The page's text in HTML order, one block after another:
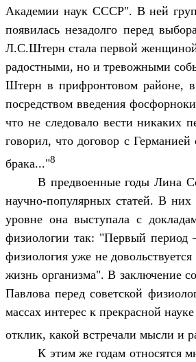
Академии наук СССР". В ней
появилась незадолго перед
Л.С.Штерн стала первой
радостными, но и тревожными
Штерн в прифронтовом районе, в
посредством введения
что не следовало вести никаких
говорил, что договор с
брака..."8
В предвоенные годы Лина
научно-популярных статей. В
уровне она выступала с
физиологии так: "Первый период
физиология уже не
жизнь организма". В заключение
Павлова перед советской
массах интерес к прекрасной
отклик, какой встречали мысли и
К этим же годам относятся